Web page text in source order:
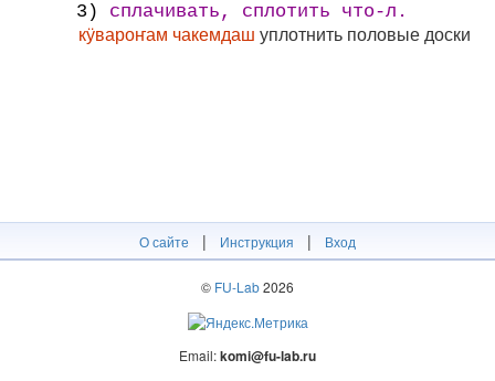
3)
сплачивать, сплотить что-л.
кӱвароҥам чакемдаш уплотнить половые доски
О сайте | Инструкция | Вход
© FU-Lab2026
Email:komi@fu-lab.ru